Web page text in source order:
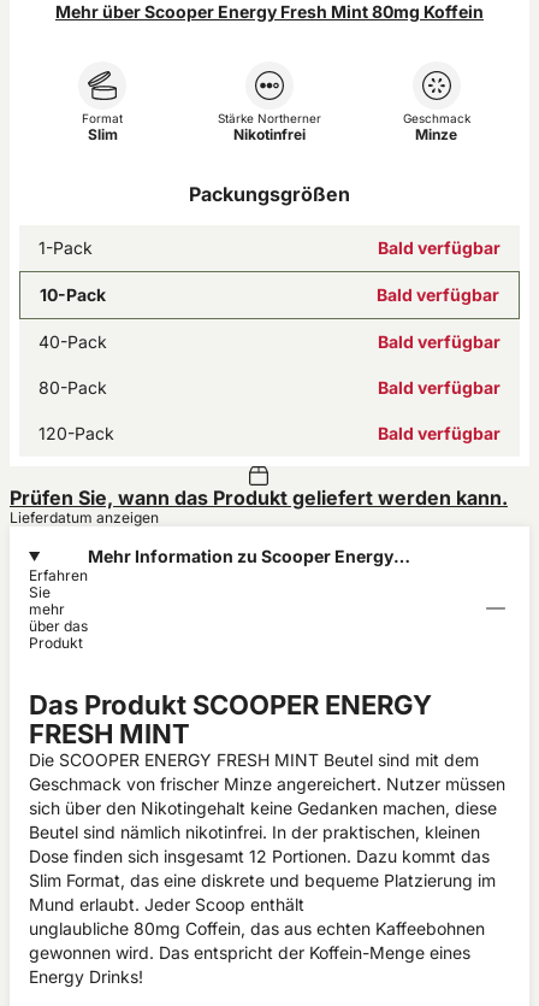
Mehr über Scooper Energy Fresh Mint 80mg Koffein
Format
Slim
Stärke Northerner
Nikotinfrei
Geschmack
Minze
Packungsgrößen
1-Pack Bald verfügbar
10-Pack Bald verfügbar
40-Pack Bald verfügbar
80-Pack Bald verfügbar
120-Pack Bald verfügbar
Prüfen Sie, wann das Produkt geliefert werden kann.
Lieferdatum anzeigen
Mehr Information zu Scooper Energy
Erfahren
Sie
mehr
über das
Produkt
Das Produkt SCOOPER ENERGY
FRESH MINT
Die SCOOPER ENERGY FRESH MINT Beutel sind mit dem
Geschmack von frischer Minze angereichert. Nutzer müssen
sich über den Nikotingehalt keine Gedanken machen, diese
Beutel sind nämlich nikotinfrei. In der praktischen, kleinen
Dose finden sich insgesamt 12 Portionen. Dazu kommt das
Slim Format, das eine diskrete und bequeme Platzierung im
Mund erlaubt. Jeder Scoop enthält
unglaubliche 80mg Coffein, das aus echten Kaffeebohnen
gewonnen wird. Das entspricht der Koffein-Menge eines
Energy Drinks!